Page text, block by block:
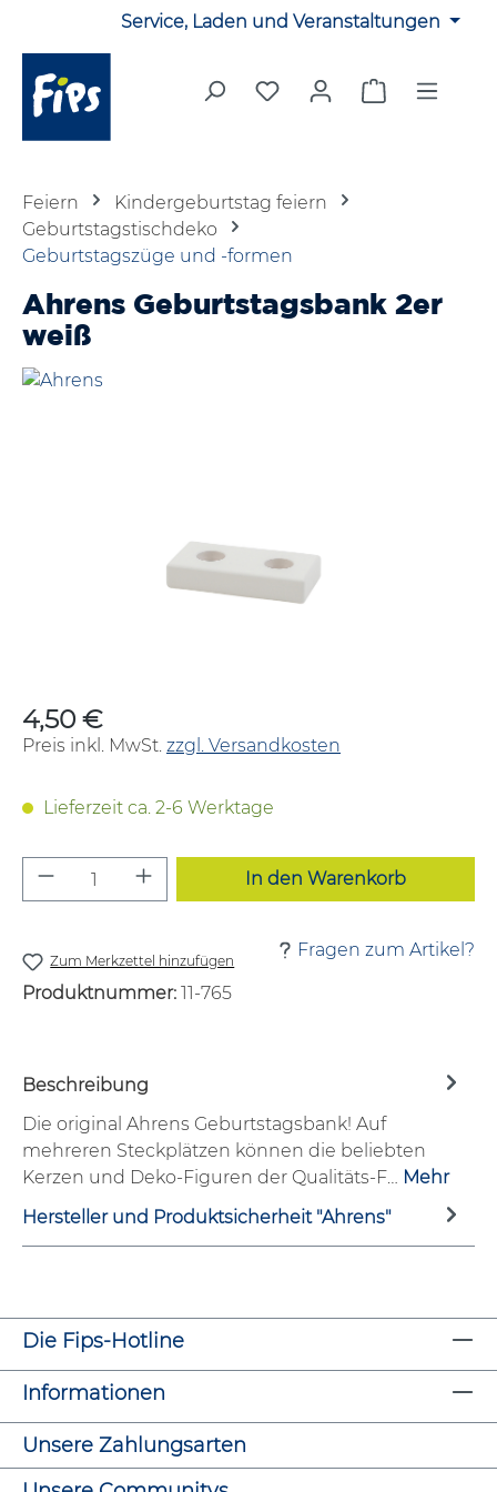
Zum Hauptinhalt springenService, Laden und Veranstaltungen
Du hast 0 Produkte auf
Warenkorb
Feiern
Kindergeburtstag feiern
Geburtstagstischdeko
Geburtstagszüge und -formen
Ahrens Geburtstagsbank 2er
weiß
Regulärer Preis:
4,50 €
Preis inkl. MwSt. zzgl. Versandkosten
Lieferzeit ca. 2-6 Werktage
Produkt Anzahl: Gib den
In den Warenkorb
Zum Merkzettel hinzufügen
Fragen zum Artikel?
Produktnummer: 11-765
Beschreibung
Die original Ahrens Geburtstagsbank! Auf
mehreren Steckplätzen können die beliebten
Kerzen und Deko-Figuren der Qualitäts-F… Mehr
Hersteller und Produktsicherheit "Ahrens"
Die Fips-Hotline
Informationen
Unsere Zahlungsarten